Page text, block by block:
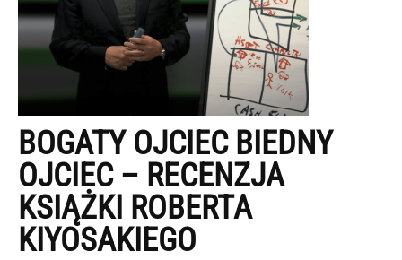
BOGATY OJCIEC BIEDNY
OJCIEC – RECENZJA
KSIĄŻKI ROBERTA
KIYOSAKIEGO